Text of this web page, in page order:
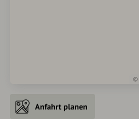
©
Anfahrt planen